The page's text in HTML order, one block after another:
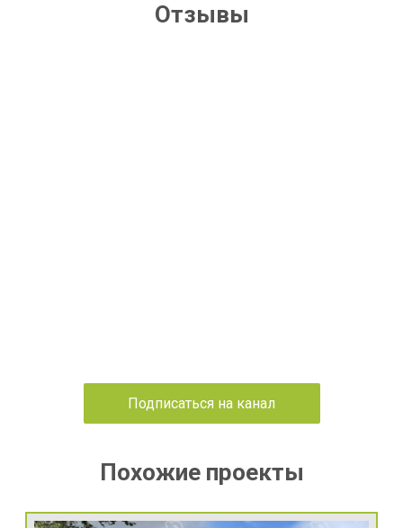
Отзывы
Подписаться на канал
Похожие проекты